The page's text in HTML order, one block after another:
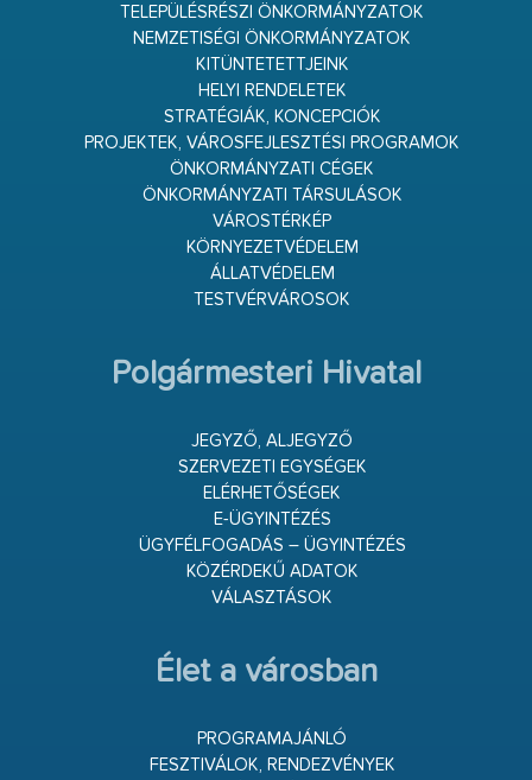
TELEPÜLÉSRÉSZI ÖNKORMÁNYZATOK
NEMZETISÉGI ÖNKORMÁNYZATOK
KITÜNTETETTJEINK
HELYI RENDELETEK
STRATÉGIÁK, KONCEPCIÓK
PROJEKTEK, VÁROSFEJLESZTÉSI PROGRAMOK
ÖNKORMÁNYZATI CÉGEK
ÖNKORMÁNYZATI TÁRSULÁSOK
VÁROSTÉRKÉP
KÖRNYEZETVÉDELEM
ÁLLATVÉDELEM
TESTVÉRVÁROSOK
Polgármesteri Hivatal
JEGYZŐ, ALJEGYZŐ
SZERVEZETI EGYSÉGEK
ELÉRHETŐSÉGEK
E-ÜGYINTÉZÉS
ÜGYFÉLFOGADÁS – ÜGYINTÉZÉS
KÖZÉRDEKŰ ADATOK
VÁLASZTÁSOK
Élet a városban
PROGRAMAJÁNLÓ
FESZTIVÁLOK, RENDEZVÉNYEK